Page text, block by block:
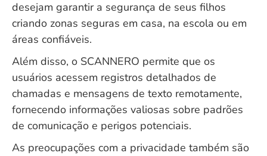
desejam garantir a segurança de seus filhos
criando zonas seguras em casa, na escola ou em
áreas confiáveis.
Além disso, o SCANNERO permite que os
usuários acessem registros detalhados de
chamadas e mensagens de texto remotamente,
fornecendo informações valiosas sobre padrões
de comunicação e perigos potenciais.
As preocupações com a privacidade também são